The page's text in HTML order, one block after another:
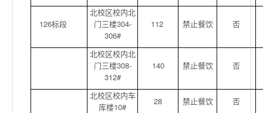
126标段
北校区校内北
门三楼304-
306#
112 禁止餐饮 否
北校区校内北
门三楼308-
312#
140 禁止餐饮 否
北校区校内车
库楼10#
28 禁止餐饮 否